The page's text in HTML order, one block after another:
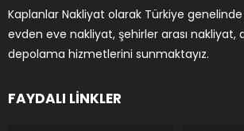
Kaplanlar Nakliyat olarak Türkiye
evden eve nakliyat, şehirler arası nakliyat,
depolama hizmetlerini sunmaktayız.
FAYDALI LİNKLER